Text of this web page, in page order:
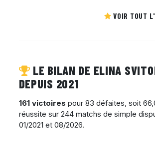
VOIR TOUT
LE BILAN DE ELINA
DEPUIS 2021
161 victoires pour 83 défaites, soit
réussite sur 244 matchs de simple
01/2021 et 08/2026.